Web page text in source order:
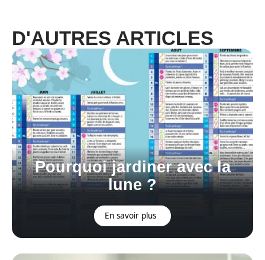
D'AUTRES ARTICLES
Pourquoi jardiner avec la
lune ?
En savoir plus